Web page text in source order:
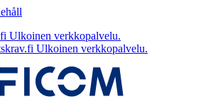
Ulkoinen verkkopalvelu.
Ulkoinen verkkopalvelu.